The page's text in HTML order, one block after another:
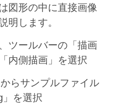
図形の中に直接画像
明します。
ツールバーの「描画
内側描画」を選択
らサンプルファイル
」を選択